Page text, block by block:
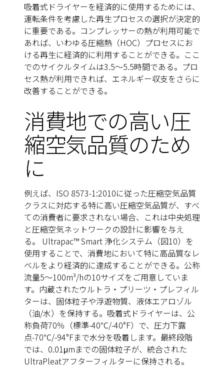
吸着式ドライヤーを経済的に使用するためには、
運転条件を考慮した再生プロセスの選択が決定的
に重要である。コンプレッサーの熱が利用可能で
あれば、いわゆる圧縮熱（HOC）プロセスにお
ける再生に経済的に利用することができる。ここ
でのサイクルタイムは3.5～5.5時間である。プロ
セス熱が利用できれば、エネルギー収支をさらに
改善することができる。
消費地での高い圧
縮空気品質のため
に
例えば、ISO 8573-1:2010に従った圧縮空気品質
クラスに対応する特に高い圧縮空気品質が、すべ
ての消費者に要求されない場合、これは中央処理
と圧縮空気ネットワークの設計に影響を与え
る。 Ultrapac™ Smart 浄化システム（図10）を
使用することで、消費地において特に高品質なレ
ベルをより経済的に達成することができる。公称
流量5～100m³/hの10サイズをご用意していま
す。内蔵されたウルトラ・プリーツ・プレフィル
ターは、固体粒子や浮遊物質、液体エアロゾル
（油/水）を保持する。吸着式ドライヤーは、公
称負荷70％（標準-40℃/-40°F）で、圧力下露
点-70℃/-94°Fまで水分を吸着します。最終段階
では、0.01μmまでの固体粒子が、統合された
UltraPleatアフターフィルターに保持される。